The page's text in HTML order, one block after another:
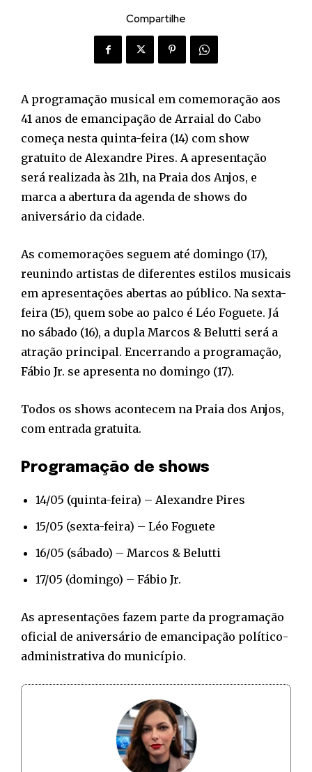
Compartilhe
A programação musical em comemoração aos
41 anos de emancipação de Arraial do Cabo
começa nesta quinta-feira (14) com show
gratuito de Alexandre Pires. A apresentação
será realizada às 21h, na Praia dos Anjos, e
marca a abertura da agenda de shows do
aniversário da cidade.
As comemorações seguem até domingo (17),
reunindo artistas de diferentes estilos musicais
em apresentações abertas ao público. Na sexta-
feira (15), quem sobe ao palco é Léo Foguete. Já
no sábado (16), a dupla Marcos & Belutti será a
atração principal. Encerrando a programação,
Fábio Jr. se apresenta no domingo (17).
Todos os shows acontecem na Praia dos Anjos,
com entrada gratuita.
Programação de shows
14/05 (quinta-feira) – Alexandre Pires
15/05 (sexta-feira) – Léo Foguete
16/05 (sábado) – Marcos & Belutti
17/05 (domingo) – Fábio Jr.
As apresentações fazem parte da programação
oficial de aniversário de emancipação político-
administrativa do município.